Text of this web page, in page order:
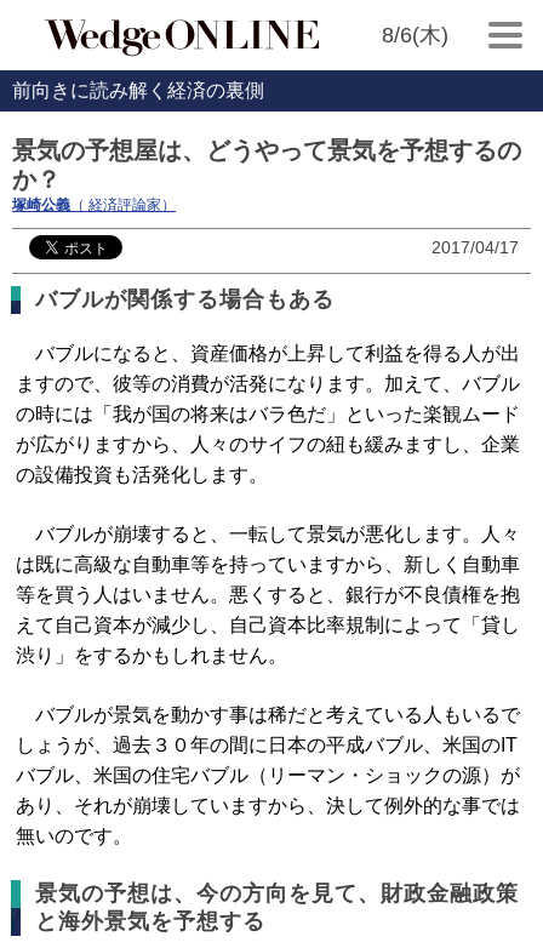
8/6(木)
前向きに読み解く経済の裏側
景気の予想屋は、どうやって景気を予想するの
か？
塚崎公義 （ 経済評論家）
2017/04/17
バブルが関係する場合もある
バブルになると、資産価格が上昇して利益を得る人が出
ますので、彼等の消費が活発になります。加えて、バブル
の時には「我が国の将来はバラ色だ」といった楽観ムード
が広がりますから、人々のサイフの紐も緩みますし、企業
の設備投資も活発化します。
バブルが崩壊すると、一転して景気が悪化します。人々
は既に高級な自動車等を持っていますから、新しく自動車
等を買う人はいません。悪くすると、銀行が不良債権を抱
えて自己資本が減少し、自己資本比率規制によって「貸し
渋り」をするかもしれません。
バブルが景気を動かす事は稀だと考えている人もいるで
しょうが、過去３０年の間に日本の平成バブル、米国のIT
バブル、米国の住宅バブル（リーマン・ショックの源）が
あり、それが崩壊していますから、決して例外的な事では
無いのです。
景気の予想は、今の方向を見て、財政金融政策
と海外景気を予想する